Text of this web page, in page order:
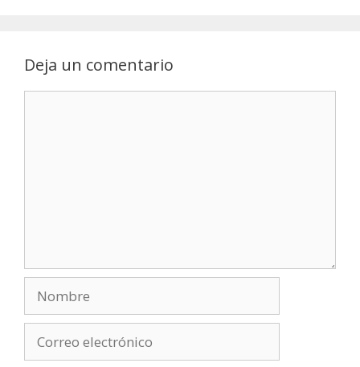
Deja un comentario
electrónico